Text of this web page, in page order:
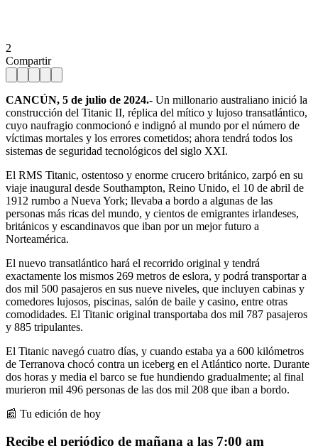
2
Compartir
CANCÚN, 5 de julio de 2024.- Un millonario australiano inició la
construcción del Titanic II, réplica del mítico y lujoso transatlántico,
cuyo naufragio conmocionó e indignó al mundo por el número de
víctimas mortales y los errores cometidos; ahora tendrá todos los
sistemas de seguridad tecnológicos del siglo XXI.
El RMS Titanic, ostentoso y enorme crucero británico, zarpó en su
viaje inaugural desde Southampton, Reino Unido, el 10 de abril de
1912 rumbo a Nueva York; llevaba a bordo a algunas de las
personas más ricas del mundo, y cientos de emigrantes irlandeses,
británicos y escandinavos que iban por un mejor futuro a
Norteamérica.
El nuevo transatlántico hará el recorrido original y tendrá
exactamente los mismos 269 metros de eslora, y podrá transportar a
dos mil 500 pasajeros en sus nueve niveles, que incluyen cabinas y
comedores lujosos, piscinas, salón de baile y casino, entre otras
comodidades. El Titanic original transportaba dos mil 787 pasajeros
y 885 tripulantes.
El Titanic navegó cuatro días, y cuando estaba ya a 600 kilómetros
de Terranova chocó contra un iceberg en el Atlántico norte. Durante
dos horas y media el barco se fue hundiendo gradualmente; al final
murieron mil 496 personas de las dos mil 208 que iban a bordo.
📰 Tu edición de hoy
Recibe el periódico de mañana a las 7:00 am